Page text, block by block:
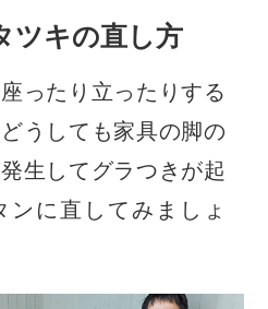
ツキの直し方
ったり立ったりする
うしても家具の脚の
生してグラつきが起
ンに直してみましょ